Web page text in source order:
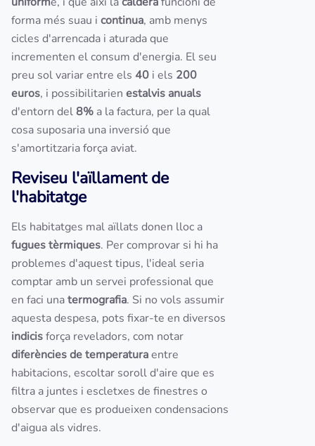
forma més suau i continua, amb menys
cicles d'arrencada i aturada que
incrementen el consum d'energia. El seu
preu sol variar entre els 40 i els 200
euros, i possibilitarien estalvis anuals
d'entorn del8% a la factura, per la qual
cosa suposaria una inversió que
s'amortitzaria força aviat.
Reviseu l'aïllament de
l'habitatge
Els habitatges mal aïllats donen lloc a
fugues tèrmiques. Per comprovar si hi ha
problemes d'aquest tipus, l'ideal seria
comptar amb un servei professional que
en faci unatermografia. Si no vols assumir
aquesta despesa, pots fixar-te en diversos
indicisforça reveladors, com notar
diferències de temperaturaentre
habitacions, escoltar soroll d'aire que es
filtra a juntes i escletxes de finestres o
observar que es produeixen condensacions
d'aigua als vidres.